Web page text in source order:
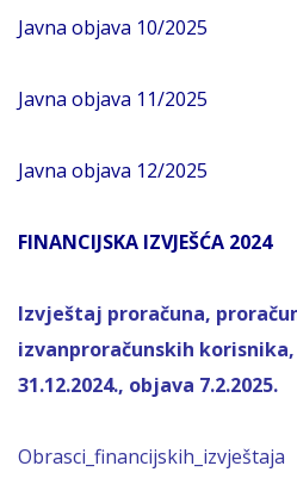
Javna objava 10/2025
Javna objava 11/2025
Javna objava 12/2025
FINANCIJSKA IZVJEŠĆA 2024
Izvještaj proračuna,
izvanproračunskih korisnika,
31.12.2024., objava 7.2.2025.
Obrasci_financijskih_izvještaja